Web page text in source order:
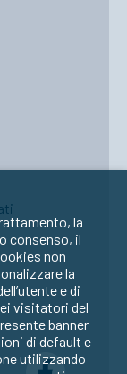
la
consenso, il
non
la
e di
visitatori del
banner
di default e
utilizzando